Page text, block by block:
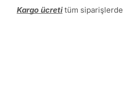
Kargo ücretitüm siparişlerde